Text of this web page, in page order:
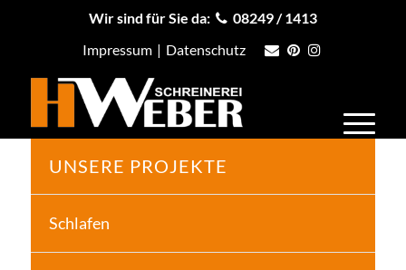
Wir sind für Sie da:
08249 / 1413
Impressum | Datenschutz
UNSERE PROJEKTE
Schlafen